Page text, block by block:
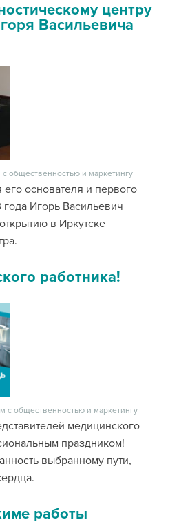
центру
Васильевича
общественностью и маркетингу
основателя и первого
года Игорь Васильевич
в Иркутске
работника!
с общественностью и маркетингу
медицинского
праздником!
выбранному пути,
работы